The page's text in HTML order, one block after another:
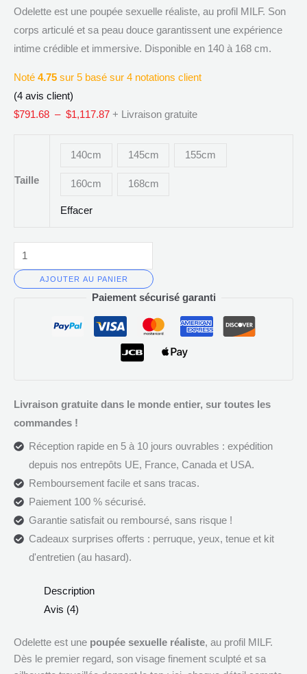
Odelette est une poupée sexuelle réaliste, au profil MILF. Son
corps articulé et sa peau douce garantissent une expérience
intime crédible et immersive. Disponible en 140 à 168 cm.
Noté 4.75 sur 5 basé sur 4 notations client
(4 avis client)
$791.68 – $1,117.87
$791.68
à
$1,117.87
+ Livraison gratuite
Taille
140cm 145cm 155cm
160cm 168cm
Effacer
–
Poupée
Sexuelle
Réaliste
MILF
Pas
AJOUTER AU PANIER
Paiement sécurisé garanti
Livraison gratuite dans le monde entier, sur toutes les
commandes !
Réception rapide en 5 à 10 jours ouvrables : expédition
depuis nos entrepôts UE, France, Canada et USA.
Remboursement facile et sans tracas.
Paiement 100 % sécurisé.
Garantie satisfait ou remboursé, sans risque !
Cadeaux surprises offerts : perruque, yeux, tenue et kit
d'entretien (au hasard).
Description
Avis (4)
Odelette est une poupée sexuelle réaliste, au profil MILF.
Dès le premier regard, son visage finement sculpté et sa